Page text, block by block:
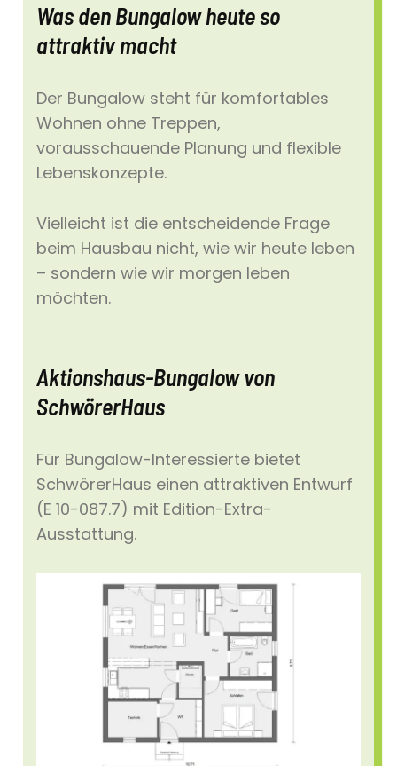
Was den Bungalow heute so
attraktiv macht
Der Bungalow steht für komfortables
Wohnen ohne Treppen,
vorausschauende Planung und flexible
Lebenskonzepte.
Vielleicht ist die entscheidende Frage
beim Hausbau nicht, wie wir heute leben
– sondern wie wir morgen leben
möchten.
Aktionshaus-Bungalow von
SchwörerHaus
Für Bungalow-Interessierte bietet
SchwörerHaus einen attraktiven Entwurf
(E 10-087.7) mit Edition-Extra-
Ausstattung.